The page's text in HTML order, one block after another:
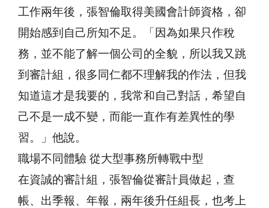
工作兩年後，張智倫取得美國會計師資格，卻
開始感到自己所知不足。「因為如果只作稅
務，並不能了解一個公司的全貌，所以我又跳
到審計組，很多同仁都不理解我的作法，但我
知道這才是我要的，我常和自己對話，希望自
己不是一成不變，而能一直作有差異性的學
習。」他說。
職場不同體驗 從大型事務所轉戰中型
在資誠的審計組，張智倫從審計員做起，查
帳、出季報、年報，兩年後升任組長，也考上